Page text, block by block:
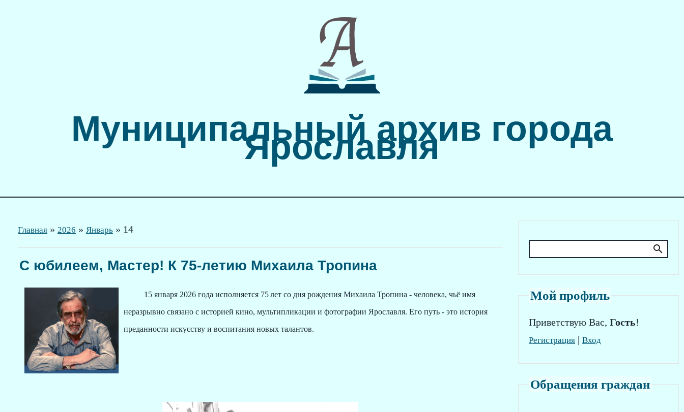
Муниципальный архив города
Ярославля
Главная » 2026 » Январь » 14
С юбилеем, Мастер! К 75‑летию Михаила Тропина
15 января 2026 года исполняется 75 лет со дня рождения Михаила Тропина - человека, чьё имя
неразрывно связано с историей кино, мультипликации и фотографии Ярославля. Его путь - это история
преданности искусству и воспитания новых талантов.
Мой профиль
Приветствую Вас, Гость!
Регистрация | Вход
Обращения граждан